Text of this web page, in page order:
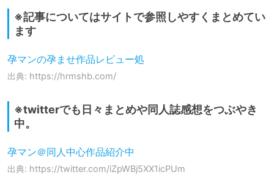
※記事についてはサイトで参照しやすくまとめてい
ます
孕マンの孕ませ作品レビュー処
出典: https://hrmshb.com/
※twitterでも日々まとめや同人誌感想をつぶやき
中。
孕マン＠同人中心作品紹介中
出典: https://twitter.com/iZpWBj5XX1icPUm